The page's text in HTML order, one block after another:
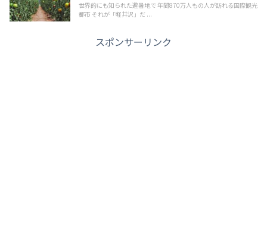
世界的にも知られた避暑地で 年間870万人もの人が訪れる国際観光
都市 それが「軽井沢」だ ...
スポンサーリンク